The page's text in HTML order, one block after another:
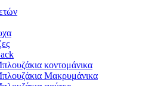
κοντομάνικα
Μακρυμάνικα